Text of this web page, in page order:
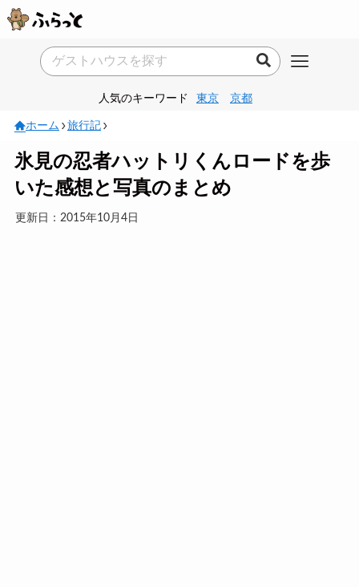
人気のキーワード 東京 京都
ホーム 旅行記
氷見の忍者ハットリくんロードを歩
いた感想と写真のまとめ
更新日：2015年10月4日